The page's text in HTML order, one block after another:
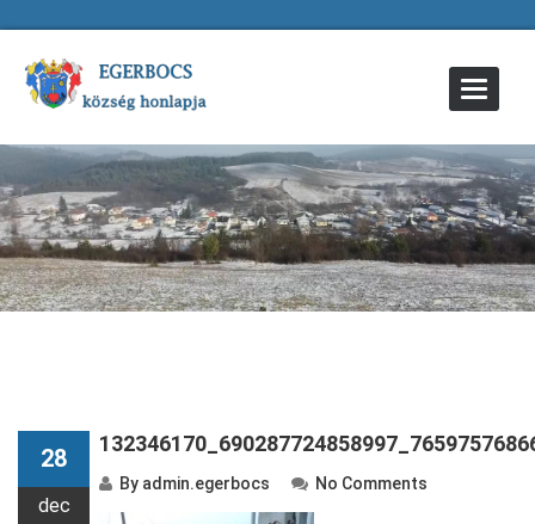
Toggle
28
dec
By admin.egerbocs No Comments